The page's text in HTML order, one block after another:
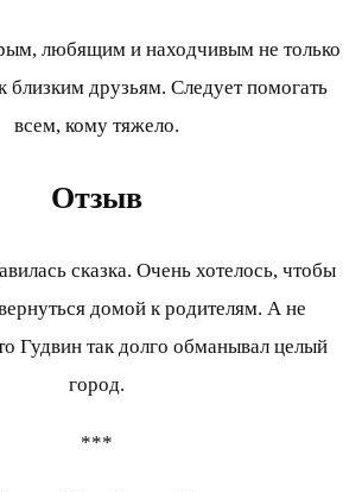
любящим и находчивым не только
друзьям. Следует помогать
всем, кому тяжело.
Отзыв
сказка. Очень хотелось, чтобы
домой к родителям. А не
Гудвин так долго обманывал целый
город.
***